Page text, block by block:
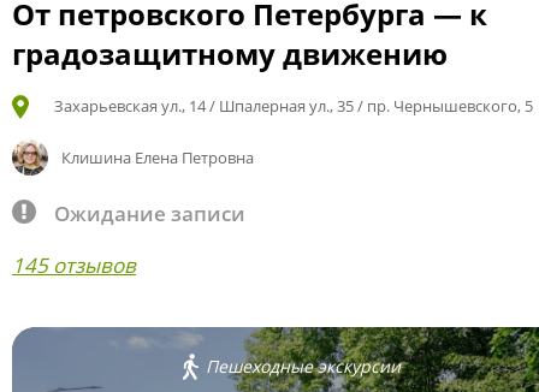
От петровского Петербурга — к
градозащитному движению
Захарьевская ул., 14 / Шпалерная ул., 35 / пр. Чернышевского, 5
Клишина Елена Петровна
Ожидание записи
145 отзывов
Пешеходные экскурсии